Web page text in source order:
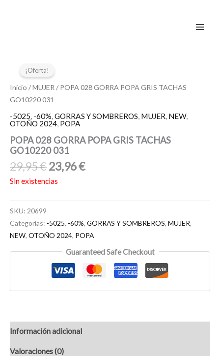
¡Oferta!
Inicio /MUJER / POPA 028 GORRA POPA GRIS TACHAS
GO10220 031
-5025, -60%,GORRAS Y SOMBREROS, MUJER, NEW,
OTOÑO 2024, POPA
POPA 028 GORRA POPA GRIS TACHAS
GO10220 031
29,95€
original
era:
23,96€
actual
Sin existencias
SKU: 20699
Categorías: -5025, -60%, GORRAS Y SOMBREROS, MUJER,
NEW, OTOÑO 2024, POPA
Guaranteed Safe Checkout
Información adicional
Valoraciones (0)